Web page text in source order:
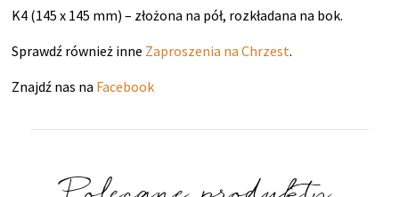
K4 (145 x 145 mm) – złożona na pół, rozkładana na bok.
Sprawdź również inne Zaproszenia na Chrzest.
Znajdź nas na Facebook